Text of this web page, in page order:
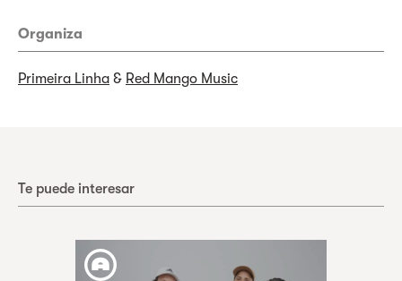
Organiza
Primeira Linha & Red Mango Music
Te puede interesar